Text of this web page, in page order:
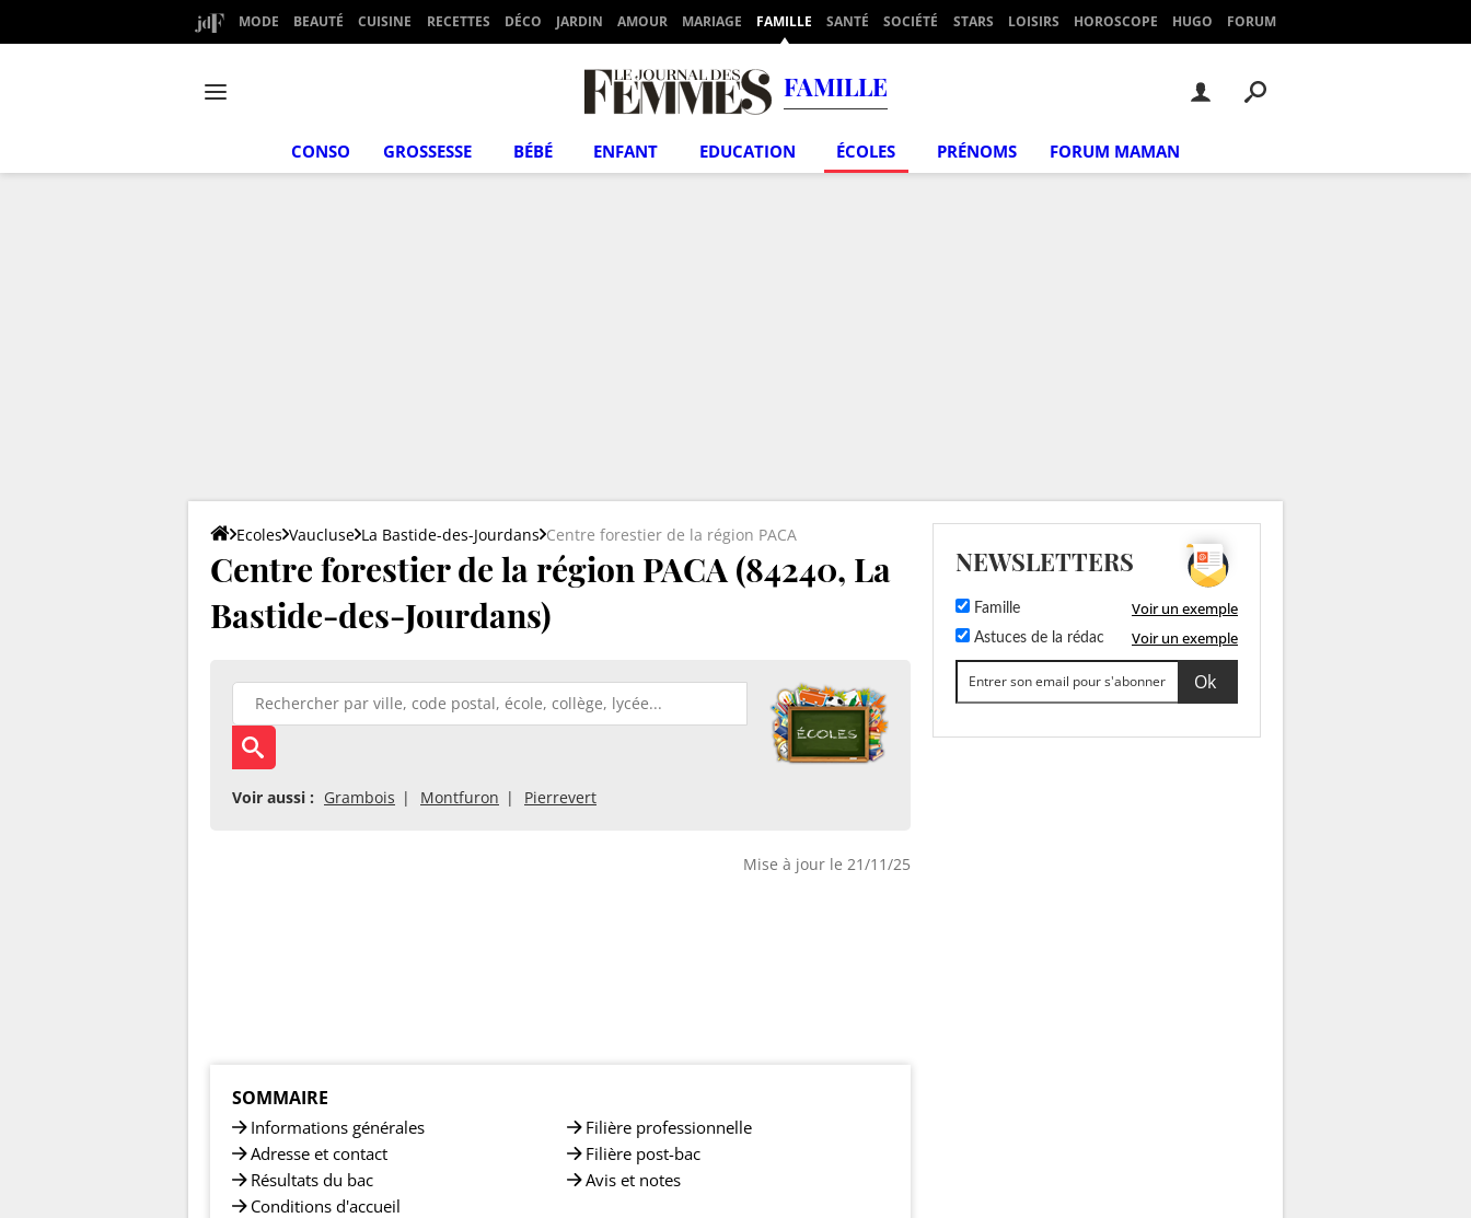
MODE BEAUTÉ CUISINE RECETTES DÉCO JARDIN AMOUR MARIAGE FAMILLE SANTÉ SOCIÉTÉ STARS LOISIRS HOROSCOPE HUGO FORUM
FAMILLE
CONSO GROSSESSE BÉBÉ ENFANT EDUCATION ÉCOLES PRÉNOMS FORUM MAMAN
Ecoles Vaucluse La Bastide-des-Jourdans Centre forestier de la région PACA
Centre forestier de la région PACA (84240, La
Bastide-des-Jourdans)
Voir aussi : Grambois Montfuron Pierrevert
Mise à jour le 21/11/25
SOMMAIRE
Informations générales
Adresse et contact
Résultats du bac
Conditions d'accueil
Filière professionnelle
Filière post-bac
Avis et notes
NEWSLETTERS
Famille Voir un exemple
Astuces de la rédac Voir un exemple